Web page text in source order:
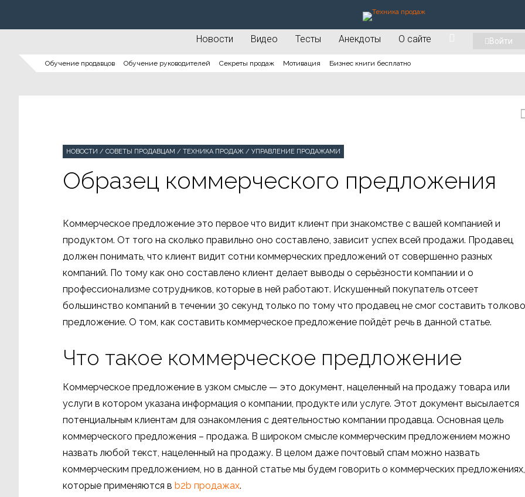
Новости Видео Тесты Анекдоты О сайте Войти
Обучение продавцов Обучение руководителей Секреты продаж Мотивация Бизнес книги бесплатно
НОВОСТИ / СОВЕТЫ ПРОДАВЦАМ / ТЕХНИКА ПРОДАЖ / УПРАВЛЕНИЕ ПРОДАЖАМИ
Образец коммерческого предложения
Коммерческое предложение это первое что видит клиент при знакомстве с вашей компанией и
продуктом. От того на сколько правильно оно составлено, зависит успех всей продажи. Продавец
должен понимать, что клиент видит сотни коммерческих предложений от совершенно разных
компаний. По тому как оно составлено клиент делает выводы о серьёзности компании и о
профессионализме сотрудников, которые в ней работают. Искушенный покупатель отсеет
большинство компаний в течении 30 секунд только по тому что продавец не смог составить
предложение. О том, как составить коммерческое предложение пойдёт речь в данной статье.
Что такое коммерческое предложение
Коммерческое предложение в узком смысле — это документ, нацеленный на продажу товара или
услуги в котором указана информация о компании, продукте или услуге. Этот документ высылается
потенциальным клиентам для ознакомления с деятельностью компании продавца. Основная цель
коммерческого предложения – продажа. В широком смысле коммерческим предложением можно
назвать любой текст, нацеленный на продажу. В целом даже почтовый спам можно назвать
коммерческим предложением, но в данной статье мы будем говорить о коммерческих предложениях,
которые применяются в b2b продажах.